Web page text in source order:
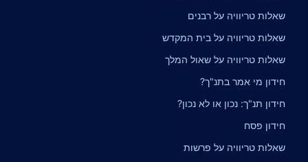
שאלות טריוויה על רבנים
שאלות טריוויה על בית המקדש
שאלות טריוויה על שאול המלך
חידון מי אמר בתנ"ך?
חידון תנ"ך: נכון או לא נכון?
חידון פסח
שאלות טריוויה על פרשות